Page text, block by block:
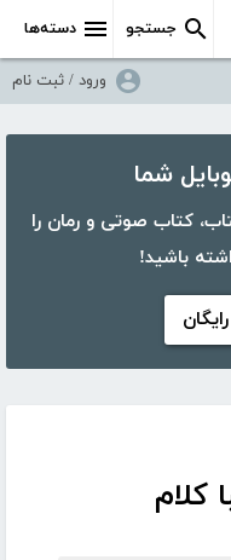
دسته‌ها جستجو
ورود / ثبت نام
کتابراه، بیش از ۵۰،۰۰۰ کتاب، کتاب صوتی و رمان را
باشید!
کلام